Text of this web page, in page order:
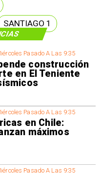
Pasado A Las 9:35
construcción
en El Teniente
Pasado A Las 9:35
en Chile:
máximos
Pasado A Las 9:35
SANTIAGO 1